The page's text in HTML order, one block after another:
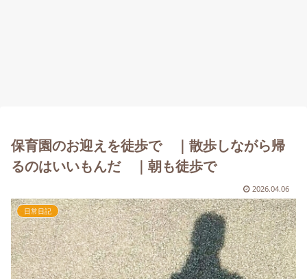
保育園のお迎えを徒歩で ｜散歩しながら帰
るのはいいもんだ ｜朝も徒歩で
2026.04.06
日常日記